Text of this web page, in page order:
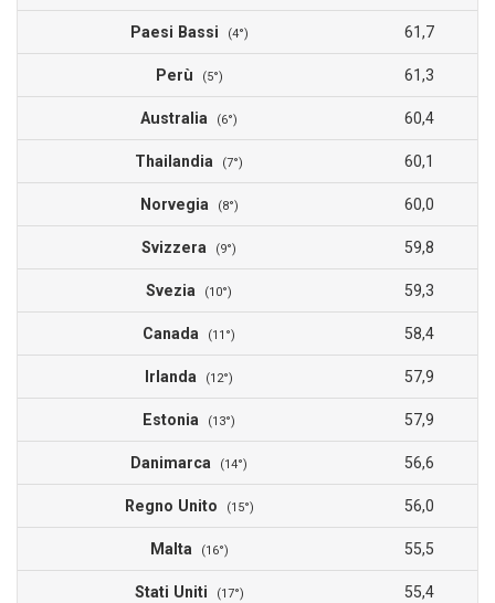
Paesi Bassi (4°) 61,7
Perù (5°) 61,3
Australia (6°) 60,4
Thailandia (7°) 60,1
Norvegia (8°) 60,0
Svizzera (9°) 59,8
Svezia (10°) 59,3
Canada (11°) 58,4
Irlanda (12°) 57,9
Estonia (13°) 57,9
Danimarca (14°) 56,6
Regno Unito (15°) 56,0
Malta (16°) 55,5
Stati Uniti (17°) 55,4